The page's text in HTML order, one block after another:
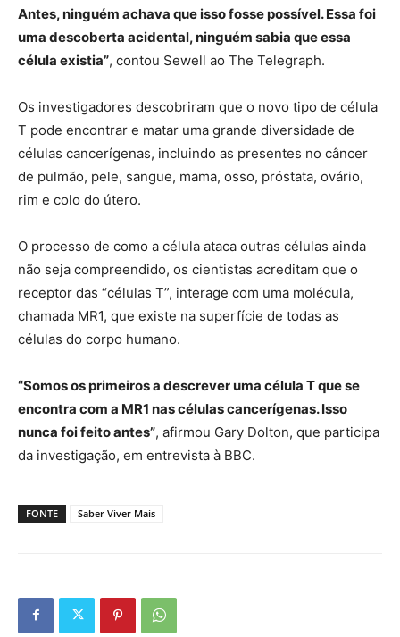
Antes, ninguém achava que isso fosse possível. Essa foi
uma descoberta acidental, ninguém sabia que essa
célula existia”, contou Sewell ao The Telegraph.
Os investigadores descobriram que o novo tipo de célula
T pode encontrar e matar uma grande diversidade de
células cancerígenas, incluindo as presentes no câncer
de pulmão, pele, sangue, mama, osso, próstata, ovário,
rim e colo do útero.
O processo de como a célula ataca outras células ainda
não seja compreendido, os cientistas acreditam que o
receptor das “células T”, interage com uma molécula,
chamada MR1, que existe na superfície de todas as
células do corpo humano.
“Somos os primeiros a descrever uma célula T que se
encontra com a MR1 nas células cancerígenas. Isso
nunca foi feito antes”, afirmou Gary Dolton, que participa
da investigação, em entrevista à BBC.
FONTE Saber Viver Mais